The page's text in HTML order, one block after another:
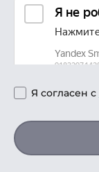
Я согласен с